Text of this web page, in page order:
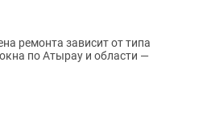
ремонта зависит от типа
по Атырау и области —